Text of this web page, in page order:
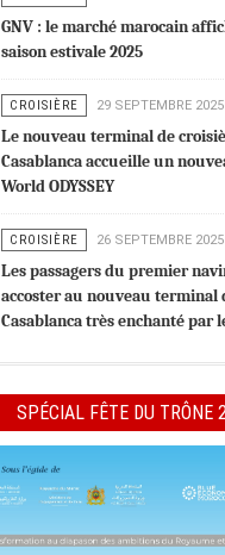
GNV : le marché marocain
saison estivale 2025
CROISIÈRE 29 SEPTEMBRE 2025
Le nouveau terminal de
Casablanca accueille un
World ODYSSEY
CROISIÈRE 26 SEPTEMBRE 2025
Les passagers du premier
accoster au nouveau terminal
Casablanca très enchanté par
SPÉCIAL FÊTE DU TRÔNE